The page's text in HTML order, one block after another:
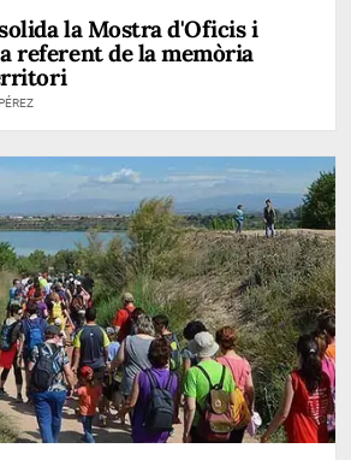
la Mostra d'Oficis i
referent de la memòria